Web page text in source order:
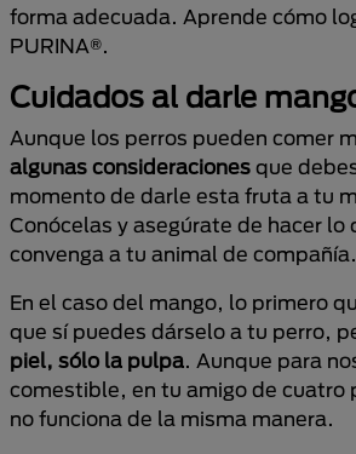
forma adecuada. Aprende cómo
PURINA®.
Cuidados al darle
Aunque los perros pueden comer
algunas consideraciones que
momento de darle esta fruta a tu
Conócelas y asegúrate de hacer lo
convenga a tu animal de compañía.
En el caso del mango, lo primero
que sí puedes dárselo a tu perro,
piel, sólo la pulpa. Aunque para
comestible, en tu amigo de cuatro
no funciona de la misma manera.